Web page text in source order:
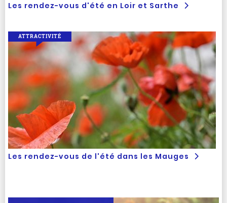
Les rendez-vous d'été en Loir et Sarthe
Les rendez-vous de l'été dans les Mauges
ATTRACTIVITÉ